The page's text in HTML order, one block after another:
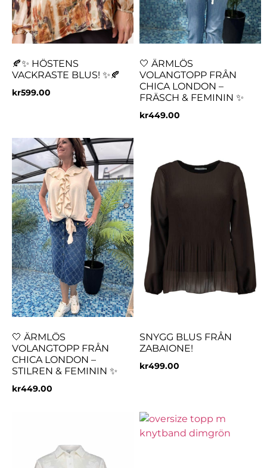
🍂✨ HÖSTENS
VACKRASTE BLUS! ✨🍂
kr599.00
🤍 ÄRMLÖS
VOLANGTOPP FRÅN
CHICA LONDON –
FRÄSCH & FEMININ ✨
kr449.00
🤍 ÄRMLÖS
VOLANGTOPP FRÅN
CHICA LONDON –
STILREN & FEMININ ✨
kr449.00
SNYGG BLUS FRÅN
ZABAIONE!
kr499.00